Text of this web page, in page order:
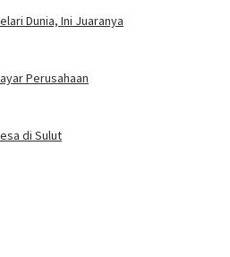
Dunia, Ini Juaranya
Perusahaan
di Sulut